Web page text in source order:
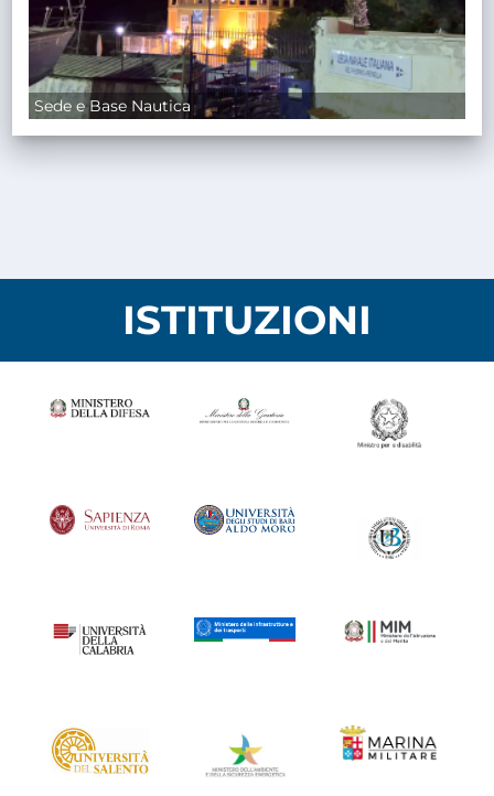
Sede e Base Nautica
ISTITUZIONI